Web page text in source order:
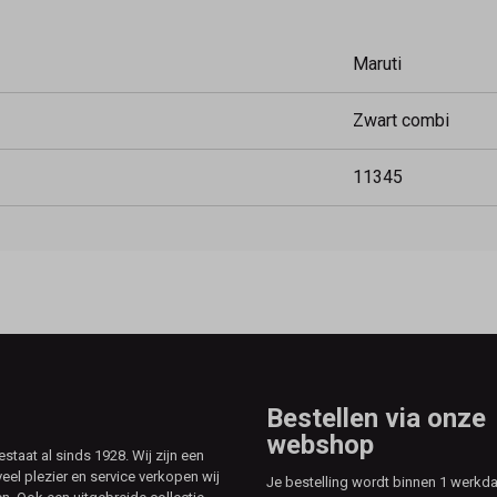
Maruti
Zwart combi
11345
al sinds 1928. Wij zijn een
plezier en service verkopen wij
Bestellen via onze
webshop
Je bestelling wordt binnen 1